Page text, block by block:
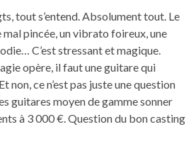
tout s’entend. Absolument tout. Le
pincée, un vibrato foireux, une
C’est stressant et magique.
opère, il faut une guitare qui
non, ce n’est pas juste une question
guitares moyen de gamme sonner
à 3 000 €. Question du bon casting